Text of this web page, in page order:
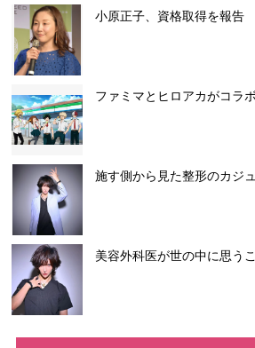
小原正子、資格取得を報告
ファミマとヒロアカがコラボ
施す側から見た整形のカジ
美容外科医が世の中に思う